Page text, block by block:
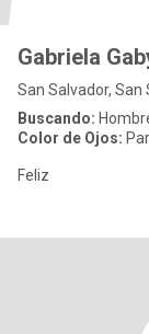
Gabriela
San Salvador, San
Buscando:
Color de Ojos:
Feliz